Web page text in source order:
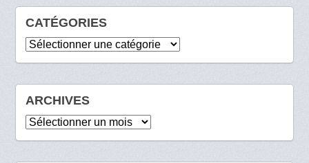
CATÉGORIES
Catégories
ARCHIVES
Archives